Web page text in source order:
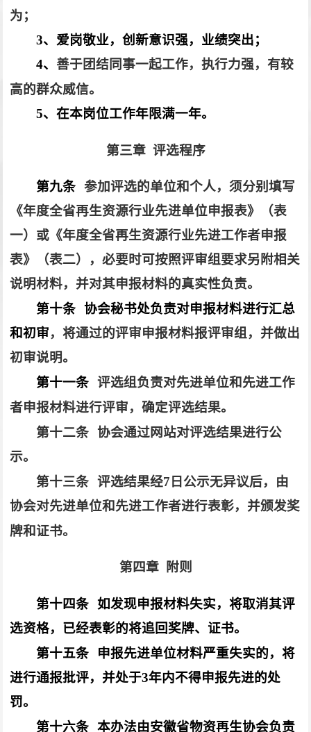
为；
3、爱岗敬业，创新意识强，业绩突出；
4、 善于团结同事一起工作，执行力强，有较
高的群众威信。
5、在本岗位工作年限满一年。
第三章 评选程序
第九条 参加评选的单位和个人，须分别填写
《年度全省再生资源行业先进单位申报表》（表
一）或《年度全省再生资源行业先进工作者申报
表》（表二），必要时可按照评审组要求另附相关
说明材料，并对其申报材料的真实性负责。
第十条 协会秘书处负责对申报材料进行汇总
和初审，将通过的评审申报材料报评审组，并做出
初审说明。
第十一条 评选组负责对先进单位和先进工作
者申报材料进行评审，确定评选结果。
第十二条 协会通过网站对评选结果进行公
示。
第十三条 评选结果经7日公示无异议后，由
协会对先进单位和先进工作者进行表彰，并颁发奖
牌和证书。
第四章 附则
第十四条 如发现申报材料失实，将取消其评
选资格，已经表彰的将追回奖牌、证书。
第十五条
申报先进单位材料严重失实的，将
进行通报批评，并处于3年内不得申报先进的处
罚。
第十六条 本办法由安徽省物资再生协会负责